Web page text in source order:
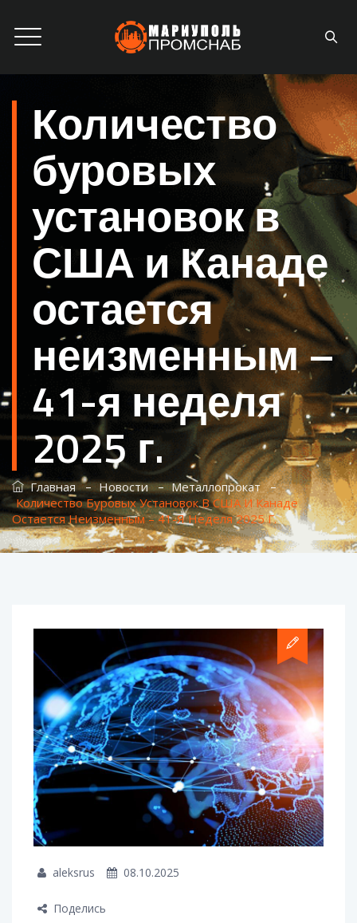
Количество
буровых
установок в
США и Канаде
остается
неизменным –
41-я неделя
2025 г.
Главная–Новости–Металлопрокат–
Количество Буровых Установок В США И Канаде
Остается Неизменным – 41-Я Неделя 2025 Г.
aleksrus 08.10.2025
Поделись